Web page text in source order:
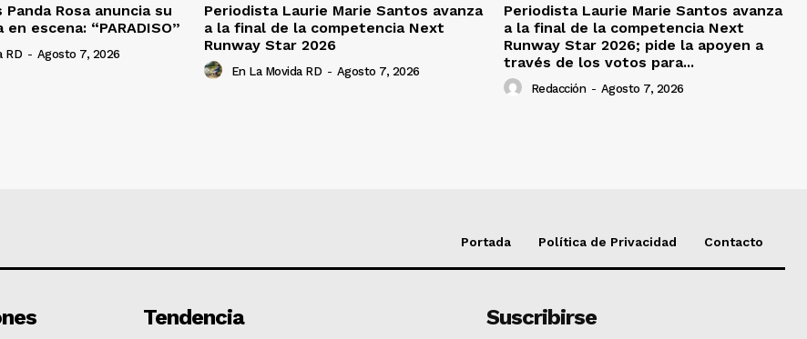
Rosa anuncia su
escena: “PARADISO”
RD - Agosto 7, 2026
Periodista Laurie Marie Santos avanza
a la final de la competencia Next
Runway Star 2026
En La Movida RD - Agosto 7, 2026
Periodista Laurie Marie Santos avanza
a la final de la competencia Next
Runway Star 2026; pide la apoyen a
través de los votos para...
Redacción - Agosto 7, 2026
Portada Política de Privacidad Contacto
Tendencia Suscribirse